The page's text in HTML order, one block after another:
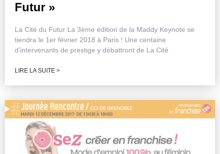
Futur »
La Cité du Futur La 3ème édition de la Maddy Keynote se
tiendra le 1er février 2018 à Paris ! Une centaine
d’intervenants de prestige y débattront de La Cité
LIRE LA SUITE >